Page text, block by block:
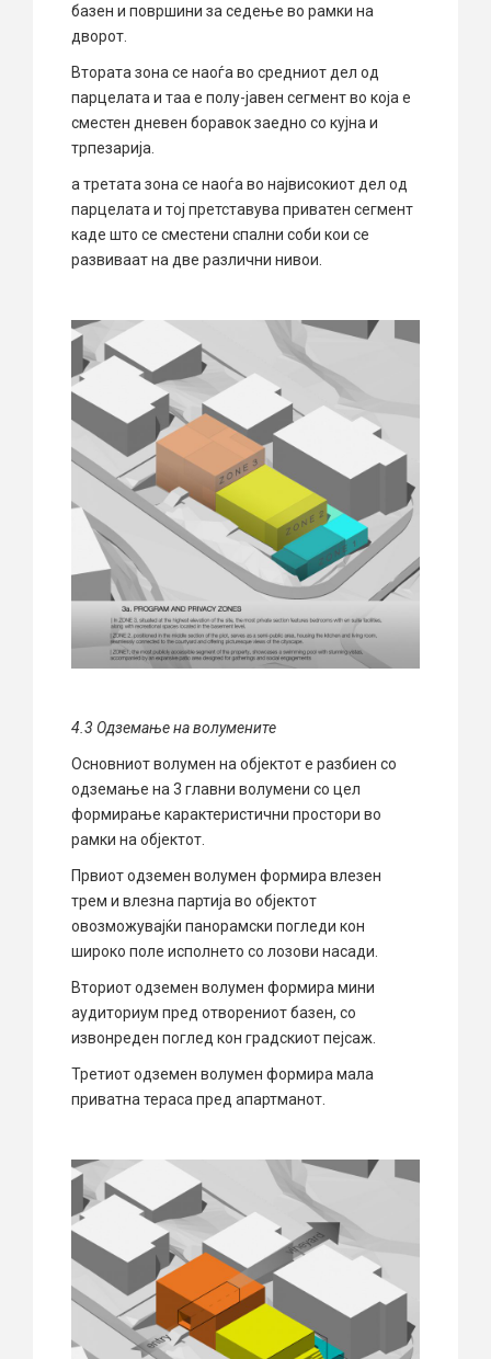
базен и површини за седење во рамки на
дворот.
Втората зона се наоѓа во средниот дел од
парцелата и таа е полу-јавен сегмент во која е
сместен дневен боравок заедно со кујна и
трпезарија.
а третата зона се наоѓа во највисокиот дел од
парцелата и тој претставува приватен сегмент
каде што се сместени спални соби кои се
развиваат на две различни нивои.
4 .3 Одземање на волумените
Основниот волумен на објектот е разбиен со
одземање на 3 главни волумени со цел
формирање карактеристични простори во
рамки на објектот.
Првиот одземен волумен формира влезен
трем и влезна партија во објектот
овозможувајќи панорамски погледи кон
широко поле исполнето со лозови насади.
Вториот одземен волумен формира мини
аудиториум пред отворениот базен, со
извонреден поглед кон градскиот пејсаж.
Третиот одземен волумен формира мала
приватна тераса пред апартманот.